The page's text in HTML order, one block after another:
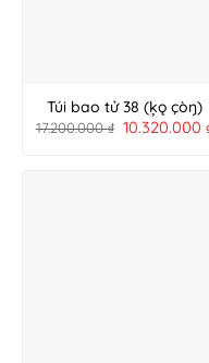
Túi bao tử 38 (ķǫ çòŋ)
17.200.000₫ 10.320.000